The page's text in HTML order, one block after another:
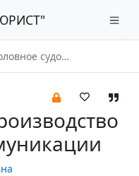
как процесс коммуникации